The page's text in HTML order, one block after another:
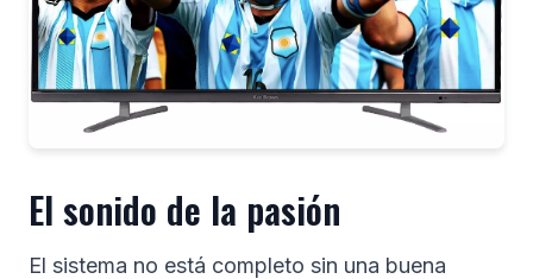
El sonido de la pasión
El sistema no está completo sin una buena